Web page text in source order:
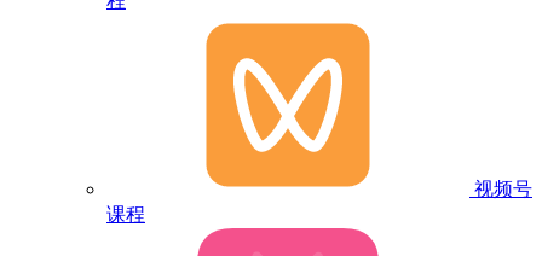
视频号
课程